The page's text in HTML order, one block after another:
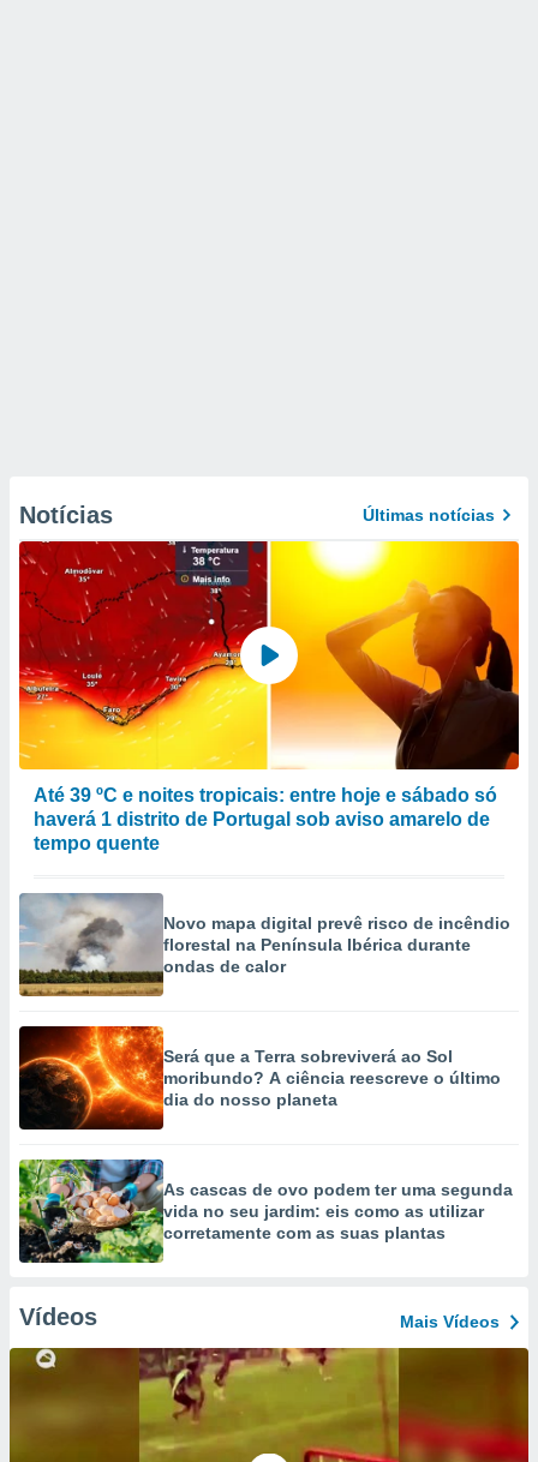
Notícias Últimas notícias
Até 39 ºC e noites tropicais: entre hoje e sábado só
haverá 1 distrito de Portugal sob aviso amarelo de
tempo quente
Novo mapa digital prevê risco de incêndio
florestal na Península Ibérica durante
ondas de calor
Será que a Terra sobreviverá ao Sol
moribundo? A ciência reescreve o último
dia do nosso planeta
As cascas de ovo podem ter uma segunda
vida no seu jardim: eis como as utilizar
corretamente com as suas plantas
Vídeos Mais Vídeos